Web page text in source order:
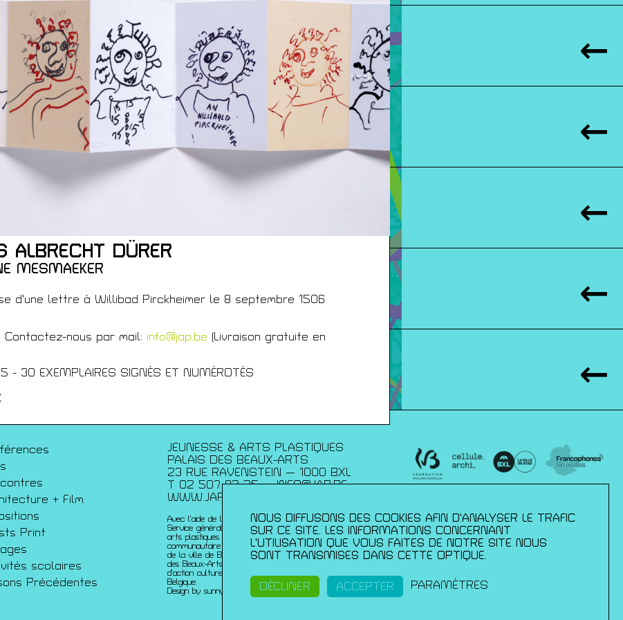
→
ALBRECHT DÜRER
MESMAEKER
d'une lettre à Willibad Pirckheimer le 8 septembre 1506
Contactez-nous par mail: info@jap.be (Livraison gratuite en
- 30 EXEMPLAIRES SIGNÉS ET NUMÉROTÉS
+ Film
Print
scolaires
Précédentes
JEUNESSE & ARTS PLASTIQUES
PALAIS DES BEAUX-ARTS
23 RUE RAVENSTEIN — 1000 BXL
T 02 507 82 25 —INFO@JAP.BE
WWW.JAP.BE
Avec l’aide de la Fédération Wallonie-Bruxelles :
Service généralde la création artistique – direction des
arts plastiques contemporains ; de la Commission
communautaire française ; de l’échevinat de la culture
de la ville de Bruxelles ; de urban brussels ;du Palais
des Beaux-Arts et du du Service de coopération et
d’action culturelle de l’ambassade de France en
Belgique.
Design by sunny-side-up.
NOUS DIFFUSONS DES COOKIES AFIN D'ANALYSER LE TRAFIC
SUR CE SITE. LES INFORMATIONS CONCERNANT
L’UTILISATION QUE VOUS FAITES DE NOTRE SITE NOUS
SONT TRANSMISES DANS CETTE OPTIQUE.
DÉCLINER ACCEPTER PARAMÈTRES